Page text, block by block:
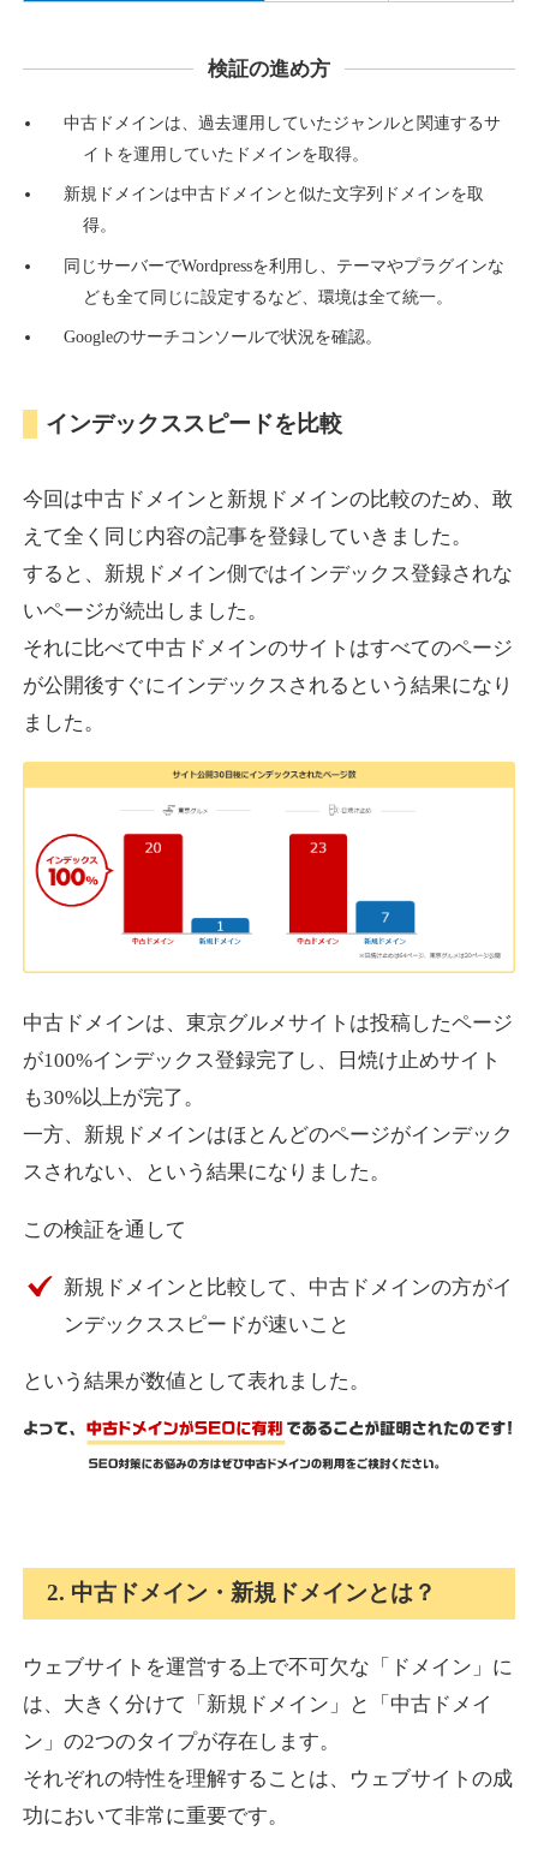
詳細を見る
countdown-x.com
ジャンル その他
39 外部リンク数479 ドメイン年齢
10,800円
詳細を見る
campus-web.jp
DA 38 外部リンク数 1151 ドメイン年齢
詳細を見る
designcrave.com
ジャンル
DA38
詳細を見る
actagainstaids.com
ジャンルその他
DA38 外部リンク数527 ドメイン年齢26年
10,800円 入札 0件
詳細を見る
express-soft.com
DA38 外部リンク数
10,800円 入札 0件
詳細を見る
fukuoka-marathon.com
torigirl-movie.com
ジャンルその他
DA38 外部リンク数 383 ドメイン年齢10年
10,800円 入札 0件
検証の進め方
中古ドメインは、過去運用していたジャンルと関連するサ
イトを運用していたドメインを取得。
新規ドメインは中古ドメインと似た文字列ドメインを取
得。
同じサーバーでWordpressを利用し、テーマやプラグインな
ども全て同じに設定するなど、環境は全て統一。
Googleのサーチコンソールで状況を確認。
インデックススピードを比較
今回は中古ドメインと新規ドメインの比較のため、敢
えて全く同じ内容の記事を登録していきました。
すると、新規ドメイン側ではインデックス登録されな
いページが続出しました。
それに比べて中古ドメインのサイトはすべてのページ
が公開後すぐにインデックスされるという結果になり
ました。
中古ドメインは、東京グルメサイトは投稿したページ
が100%インデックス登録完了し、日焼け止めサイト
も30%以上が完了。
一方、新規ドメインはほとんどのページがインデック
スされない、という結果になりました。
この検証を通して
新規ドメインと比較して、中古ドメインの方がイ
ンデックススピードが速いこと
という結果が数値として表れました。
2. 中古ドメイン・新規ドメインとは？
ウェブサイトを運営する上で不可欠な「ドメイン」に
は、大きく分けて「新規ドメイン」と「中古ドメイ
ン」の2つのタイプが存在します。
それぞれの特性を理解することは、ウェブサイトの成
功において非常に重要です。